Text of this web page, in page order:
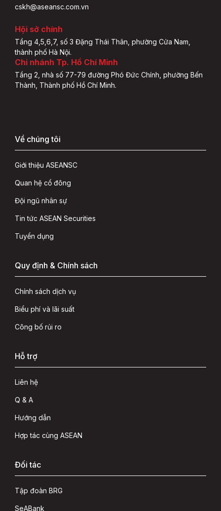
cskh@aseansc.com.vn
Hội sở chính
Tầng 4,5,6,7, số 3 Đặng Thái Thân, phường Cửa Nam,
thành phố Hà Nội.
Chi nhánh Tp. Hồ Chí Minh
Tầng 2, nhà số 77-79 đường Phó Đức Chính, phường Bến
Thành, Thành phố Hồ Chí Minh.
Về chúng tôi
Giới thiệu ASEANSC
Quan hệ cổ đông
Đội ngũ nhân sự
Tin tức ASEAN Securities
Tuyển dụng
Quy định & Chính sách
Chính sách dịch vụ
Biểu phí và lãi suất
Công bố rủi ro
Hỗ trợ
Liên hệ
Q & A
Hướng dẫn
Hợp tác cùng ASEAN
Đối tác
Tập đoàn BRG
SeABank